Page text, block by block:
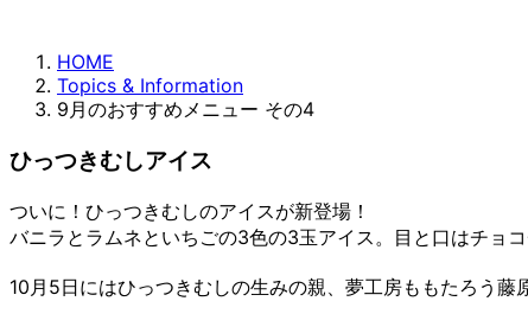
HOME
Topics & Information
9月のおすすめメニュー その4
ひっつきむしアイス
ついに！ひっつきむしのアイスが新登場！
バニラとラムネといちごの3色の3玉アイス。目と口はチョコ
10月5日にはひっつきむしの生みの親、夢工房ももたろう藤